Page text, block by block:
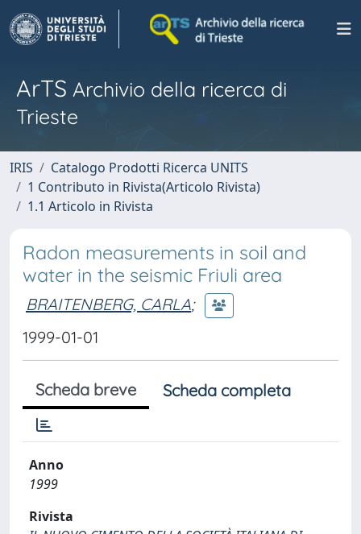
ArTS Archivio della ricerca di
Trieste
IRIS
Catalogo Prodotti Ricerca UNITS
1 Contributo in Rivista(Articolo Rivista)
1.1 Articolo in Rivista
Radon measurements in soil and
water in the seismic Friuli area
BRAITENBERG, CARLA;
1999-01-01
Scheda breve Scheda completa
Anno
1999
Rivista